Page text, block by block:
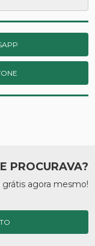
PROCURAVA?
agora mesmo!